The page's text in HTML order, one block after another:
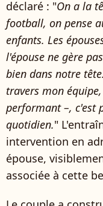
déclaré : "On a la
football, on pense
enfants. Les
l'épouse ne gère
bien dans notre
travers mon
performant –, c'est
quotidien."
intervention en
épouse,
associée à cette